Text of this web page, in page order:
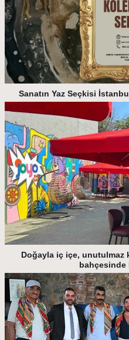
Sanatın Yaz Seçkisi
Doğayla iç içe, unutulmaz
bahçesinde